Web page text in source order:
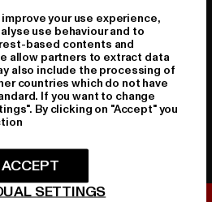
Video ist nicht verfügbar
GRAB IT
your use experience,
use behaviour and to
based contents and
allow partners to extract data
also include the processing of
countries which do not have
If you want to change
By clicking on "Accept" you
SETTINGS
ACCEPT